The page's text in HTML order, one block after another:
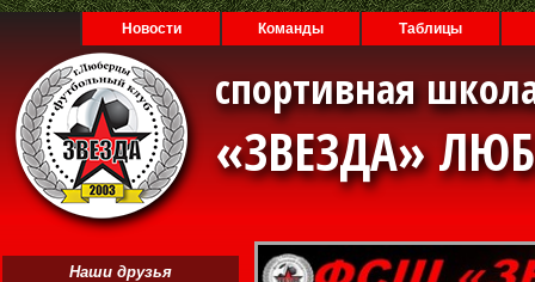
Новости Команды Таблицы
спортивная
«ЗВЕЗДА»
Наши друзья